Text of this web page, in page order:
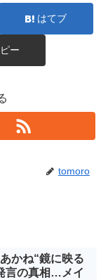
はてブ
ー
tomoro
かね“鏡に映る
言の真相…メイ